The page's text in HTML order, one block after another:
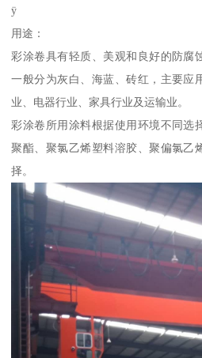
ÿ
用途：
彩涂卷具有轻质、美观和良好的防腐
一般分为灰白、海蓝、砖红，主要应
业、电器行业、家具行业及运输业。
彩涂卷所用涂料根据使用环境不同选
聚酯、聚氯乙烯塑料溶胶、聚偏氯乙
择。